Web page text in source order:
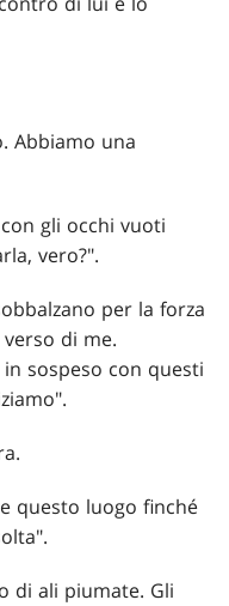
Abbiamo una
gli occhi vuoti
vero?".
per la forza
di me.
sospeso con questi
questo luogo finché
di ali piumate. Gli